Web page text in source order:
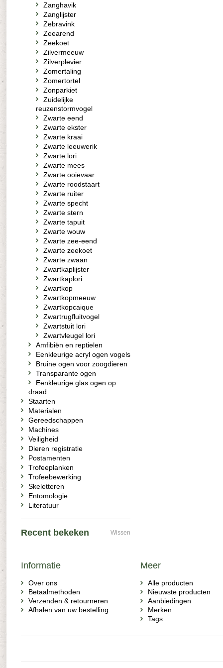
Zanghavik
Zanglijster
Zebravink
Zeearend
Zeekoet
Zilvermeeuw
Zilverplevier
Zomertaling
Zomertortel
Zonparkiet
Zuidelijke
reuzenstormvogel
Zwarte eend
Zwarte ekster
Zwarte kraai
Zwarte leeuwerik
Zwarte lori
Zwarte mees
Zwarte ooievaar
Zwarte roodstaart
Zwarte ruiter
Zwarte specht
Zwarte stern
Zwarte tapuit
Zwarte wouw
Zwarte zee-eend
Zwarte zeekoet
Zwarte zwaan
Zwartkaplijster
Zwartkaplori
Zwartkop
Zwartkopmeeuw
Zwartkopcaique
Zwartrugfluitvogel
Zwartstuit lori
Zwartvleugel lori
Amfibiën en reptielen
Eenkleurige acryl ogen vogels
Bruine ogen voor zoogdieren
Transparante ogen
Eenkleurige glas ogen op
draad
Staarten
Materialen
Gereedschappen
Machines
Veiligheid
Dieren registratie
Postamenten
Trofeeplanken
Trofeebewerking
Skeletteren
Entomologie
Literatuur
Recent bekeken Wissen
Informatie
Over ons
Betaalmethoden
Verzenden & retourneren
Afhalen van uw bestelling
Meer
Alle producten
Nieuwste producten
Aanbiedingen
Merken
Tags